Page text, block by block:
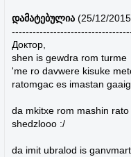
დამატებულია(25/12/
Доктор,
shen is gewdra rom turme
'me ro davwere kisuke
ratomgac es imastan
da mkitxe rom mashin
shedzlooo :/
da imit ubralod is